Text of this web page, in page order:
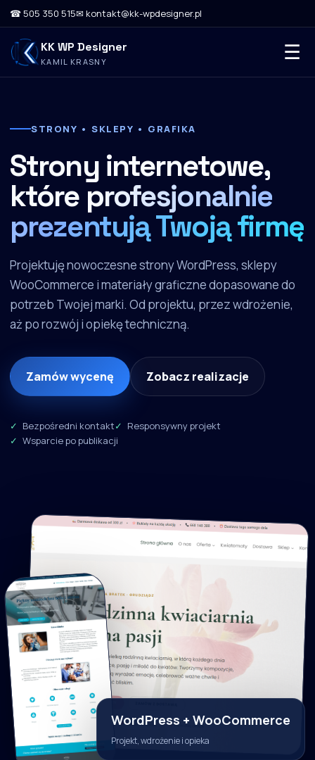
☎ 505 350 515✉ kontakt@kk-wpdesigner.pl
KK WP Designer
KAMIL KRASNY ☰
STRONY • SKLEPY • GRAFIKA
Strony internetowe,
które profesjonalnie
prezentują Twoją firmę
Projektuję nowoczesne strony WordPress, sklepy
WooCommerce i materiały graficzne dopasowane do
potrzeb Twojej marki. Od projektu, przez wdrożenie,
aż po rozwój i opiekę techniczną.
Zamów wycenę Zobacz realizacje
Bezpośredni kontakt
Responsywny projekt
Wsparcie po publikacji
WordPress + WooCommerce
Projekt, wdrożenie i opieka